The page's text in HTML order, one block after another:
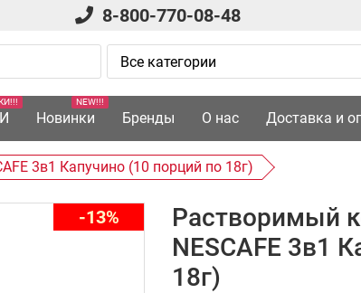
8-800-770-08-48
Новинки
NEW!!!
Бренды О нас Доставка и
3в1 Капучино (10 порций по 18г)
-13%
Растворимый
NESCAFE 3в1
18г)